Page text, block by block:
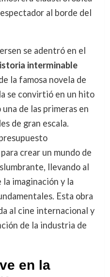
al borde del
se adentró en el
interminable
la famosa novela de
se convirtió en un hito
de las primeras en
de gran escala.
crear un mundo de
llevando al
imaginación y la
Esta obra
al cine internacional y
de la industria de
en la